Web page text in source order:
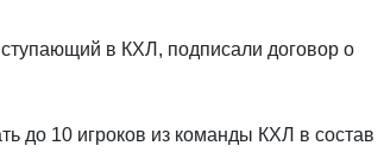
в КХЛ, подписали договор о
до 10 игроков из команды КХЛ в состав